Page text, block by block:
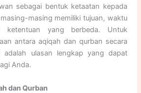
sebagai bentuk ketaatan kepada
masing memiliki tujuan, waktu
ketentuan yang berbeda. Untuk
antara aqiqah dan qurban secara
adalah ulasan lengkap yang dapat
Anda.
dan Qurban